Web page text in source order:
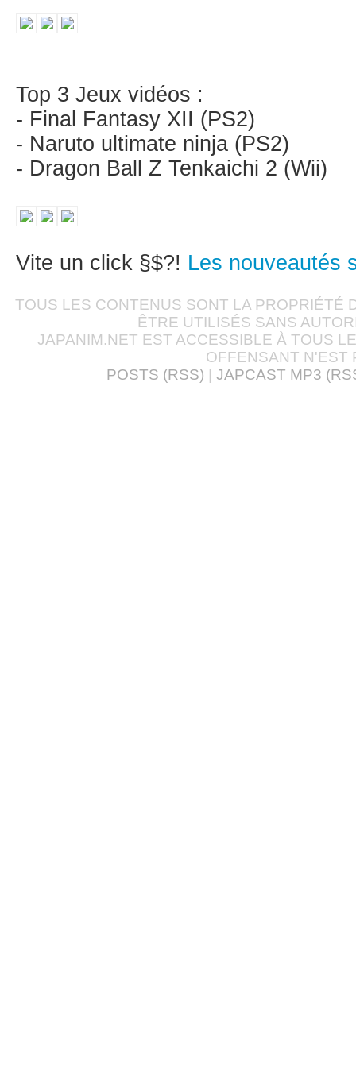
Top 3 Jeux vidéos :
- Final Fantasy XII (PS2)
- Naruto ultimate ninja (PS2)
- Dragon Ball Z Tenkaichi 2 (Wii)
Vite un click §$?! Les nouveautés
TOUS LES CONTENUS SONT LA PROPRIÉTÉ
ÊTRE UTILISÉS SANS
JAPANIM.NET EST ACCESSIBLE À TOUS
OFFENSANT N'EST
POSTS (RSS)
JAPCAST MP3